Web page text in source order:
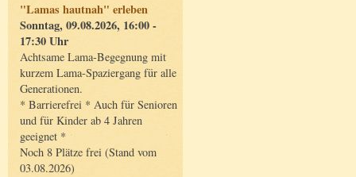
"Lamas hautnah" erleben
Sonntag, 09.08.2026, 16:00 -
17:30 Uhr
Achtsame Lama-Begegnung mit
kurzem Lama-Spaziergang für alle
Generationen.
* Barrierefrei * Auch für Senioren
und für Kinder ab 4 Jahren
geeignet *
Noch 8 Plätze frei (Stand vom
03.08.2026)